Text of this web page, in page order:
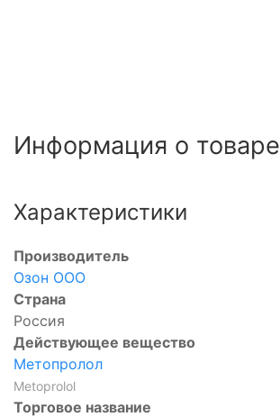
Информация о товаре
Характеристики
Производитель
Озон ООО
Страна
Россия
Действующее вещество
Метопролол
Metoprolol
Торговое название